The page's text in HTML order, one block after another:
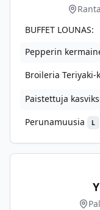
BUFFET LOUNAS:
Pepperin
Broileria Teriyaki-
Paistettuja
Perunamuusia L